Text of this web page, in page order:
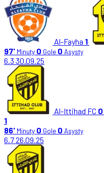
Al-Fayha 1
97' Minuty 0 Gole 0 Asysty
6.3 30.09.25
Al-Ittihad FC 0
1
86' Minuty 0 Gole 0 Asysty
6.726.09.25